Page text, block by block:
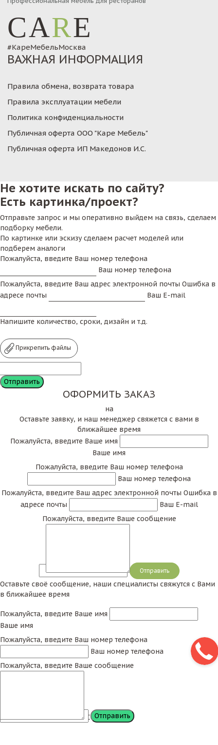
CARE
#КареМебельМосква
ВАЖНАЯ ИНФОРМАЦИЯ
Правила обмена, возврата товара
Правила эксплуатации мебели
Политика конфиденциальности
Публичная оферта ООО "Каре Мебель"
Публичная оферта ИП Македонов И.С.
Не хотите искать по сайту?
Есть картинка/проект?
Отправьте запрос и мы оперативно выйдем на связь, сделаем
подборку мебели.
По картинке или эскизу сделаем расчет моделей или
подберем аналоги
Пожалуйста, введите Ваш номер телефона
Ваш номер телефона
Пожалуйста, введите Ваш адрес электронной почты Ошибка в
адресе почты
Ваш E-mail
Напишите количество, сроки, дизайн и т.д.
Прикрепить файлы
ОФОРМИТЬ ЗАКАЗ
на
Оставьте заявку, и наш менеджер свяжется с вами в
ближайшее время
Пожалуйста, введите Ваше имя
Ваше имя
Пожалуйста, введите Ваш номер телефона
Ваш номер телефона
Пожалуйста, введите Ваш адрес электронной почты Ошибка в
адресе почты
Ваш E-mail
Пожалуйста, введите Ваше сообщение
Сообщение
Оставьте своё сообщение, наши специалисты свяжутся с Вами
в ближайшее время
Пожалуйста, введите Ваше имя
Ваше имя
Пожалуйста, введите Ваш номер телефона
Ваш номер телефона
Пожалуйста, введите Ваше сообщение
Сообщение